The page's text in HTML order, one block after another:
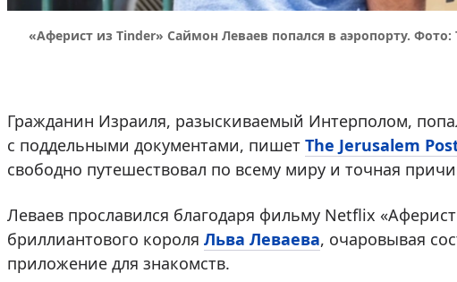
«Аферист из Tinder» Саймон Леваев попался в аэропорту. Фото:
Гражданин Израиля, разыскиваемый Интерполом,
с поддельными документами, пишет The Jerusalem
свободно путешествовал по всему миру и точная
Леваев прославился благодаря фильму Netflix
бриллиантового короля Льва Леваева, очаровывая
приложение для знакомств.